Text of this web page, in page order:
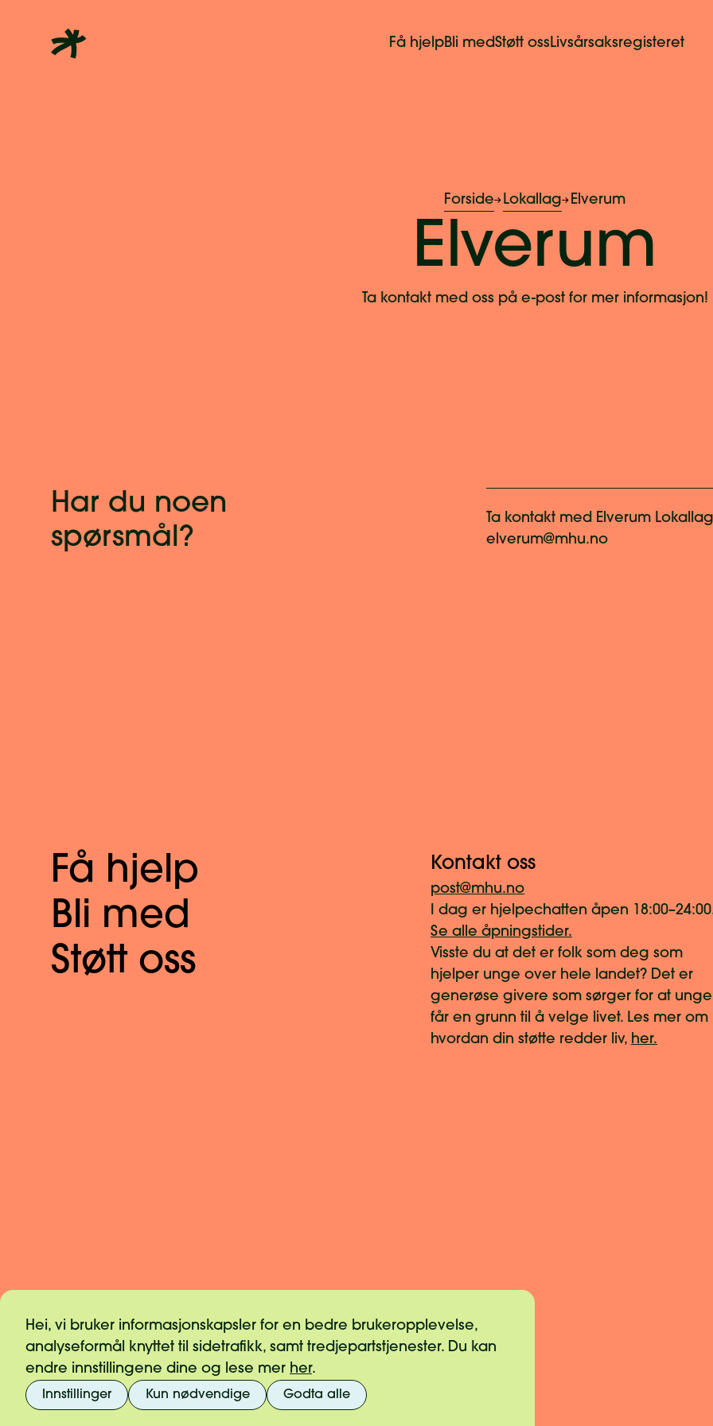
Få hjelpBli medStøtt ossLivsårsaksregisteret
Forside Lokallag Elverum
Elverum
Ta kontakt med oss på e-post for mer informasjon!
Har du noen
spørsmål?
Ta kontakt med Elverum
elverum@mhu.no
Hei, vi bruker informasjonskapsler for en bedre brukeropplevelse,
analyseformål knyttet til sidetrafikk, samt tredjepartstjenester. Du kan
endre innstillingene dine og lese mer her.
Innstillinger Kun nødvendige Godta alle
Få hjelp
Bli med
Støtt oss
Kontakt oss
post@mhu.no
I dag er hjelpechatten åpen
Se alle åpningstider.
Visste du at det er folk som deg som
hjelper unge over hele landet? Det er
generøse givere som sørger for at unge
får en grunn til å velge livet. Les mer om
hvordan din støtte redder liv, her.
Informasjonskapsler
Pressekontakt
Personvern
Vilkår og retningslinjer for gaver
Varsling og etikk